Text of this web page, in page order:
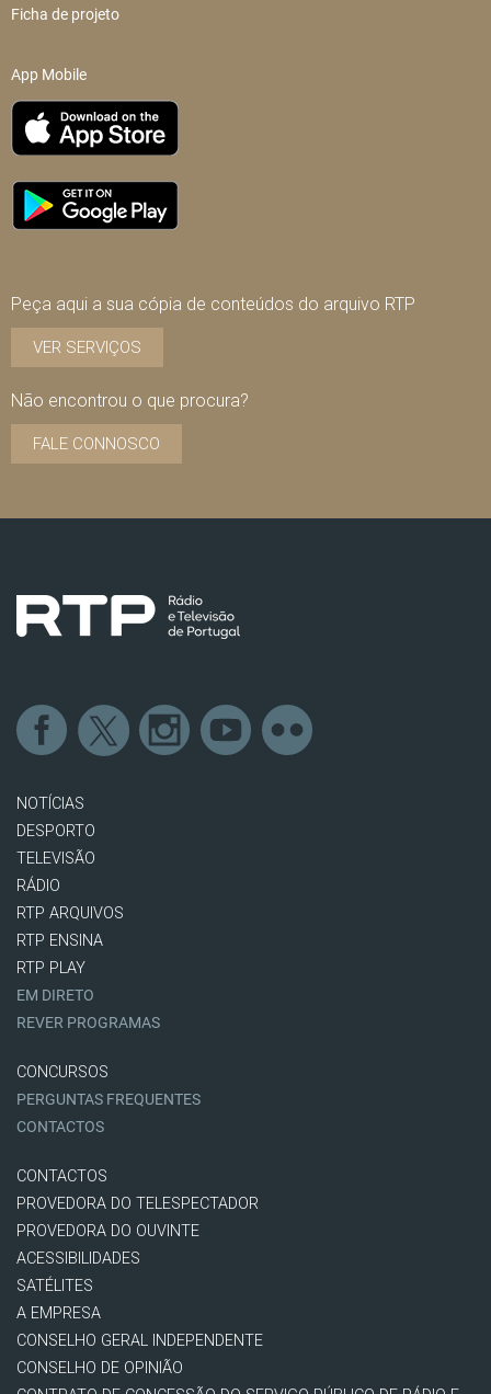
Ficha de projeto
App Mobile
Peça aqui a sua cópia de conteúdos do arquivo RTP
VER SERVIÇOS
Não encontrou o que procura?
FALE CONNOSCO
NOTÍCIAS
DESPORTO
TELEVISÃO
RÁDIO
RTP ARQUIVOS
RTP ENSINA
RTP PLAY
EM DIRETO
REVER PROGRAMAS
CONCURSOS
PERGUNTAS FREQUENTES
CONTACTOS
CONTACTOS
PROVEDORA DO TELESPECTADOR
PROVEDORA DO OUVINTE
ACESSIBILIDADES
SATÉLITES
A EMPRESA
CONSELHO GERAL INDEPENDENTE
CONSELHO DE OPINIÃO